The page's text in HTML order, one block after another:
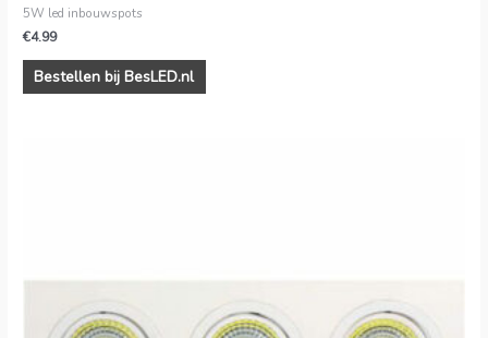
5W led inbouwspots
€4.99
Bestellen bij BesLED.nl